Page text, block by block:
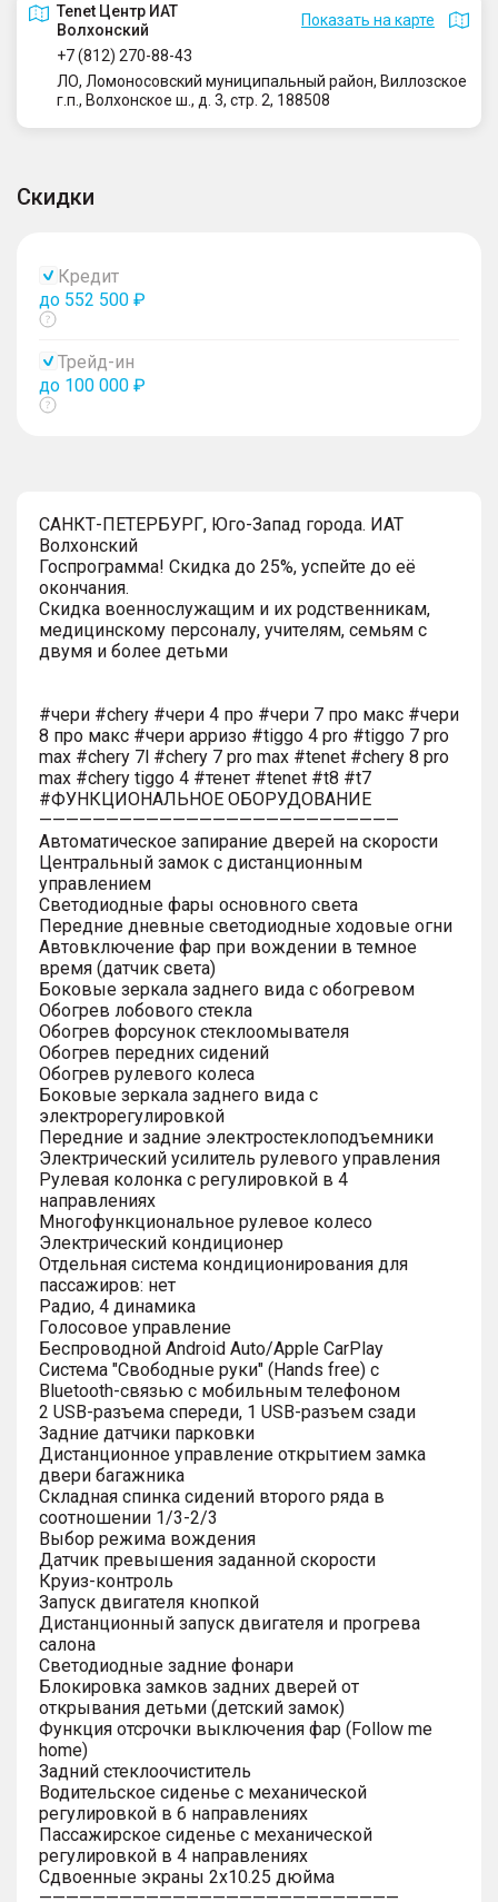
Tenet Центр ИАТ
Волхонский
Показать на карте
+7 (812) 270-88-43
ЛО, Ломоносовский муниципальный район, Виллозское
г.п., Волхонское ш., д. 3, стр. 2, 188508
Скидки
Кредит
до 552 500 ₽
Показать
Трейд-ин
до 100 000 ₽
Показать
САНКТ-ПЕТЕРБУРГ, Юго-Запад города. ИАТ
Волхонский
Госпрограмма! Скидка до 25%, успейте до её
окончания.
Скидка военнослужащим и их родственникам,
медицинскому персоналу, учителям, семьям с
двумя и более детьми
#чери #chery #чери 4 про #чери 7 про макс #чери
8 про макс #чери арризо #tiggo 4 pro #tiggo 7 pro
max #chery 7l #chery 7 pro max #tenet #chery 8 pro
max #chery tiggo 4 #тенет #tenet #t8 #t7
#ФУНКЦИОНАЛЬНОЕ ОБОРУДОВАНИЕ
———————————————————————————
Автоматическое запирание дверей на скорости
Центральный замок с дистанционным
управлением
Светодиодные фары основного света
Передние дневные светодиодные ходовые огни
Автовключение фар при вождении в темное
время (датчик света)
Боковые зеркала заднего вида с обогревом
Обогрев лобового стекла
Обогрев форсунок стеклоомывателя
Обогрев передних сидений
Обогрев рулевого колеса
Боковые зеркала заднего вида с
электрорегулировкой
Передние и задние электростеклоподъемники
Электрический усилитель рулевого управления
Рулевая колонка с регулировкой в 4
направлениях
Многофункциональное рулевое колесо
Электрический кондиционер
Отдельная система кондиционирования для
пассажиров: нет
Радио, 4 динамика
Голосовое управление
Беспроводной Android Auto/Apple CarPlay
Система "Свободные руки" (Hands free) с
Bluetooth-связью с мобильным телефоном
2 USB-разъема спереди, 1 USB-разъем сзади
Задние датчики парковки
Дистанционное управление открытием замка
двери багажника
Складная спинка сидений второго ряда в
соотношении 1/3-2/3
Выбор режима вождения
Датчик превышения заданной скорости
Круиз-контроль
Запуск двигателя кнопкой
Дистанционный запуск двигателя и прогрева
салона
Светодиодные задние фонари
Блокировка замков задних дверей от
открывания детьми (детский замок)
Функция отсрочки выключения фар (Follow me
home)
Задний стеклоочиститель
Водительское сиденье с механической
регулировкой в 6 направлениях
Пассажирское сиденье с механической
регулировкой в 4 направлениях
Сдвоенные экраны 2х10.25 дюйма
———————————————————————————